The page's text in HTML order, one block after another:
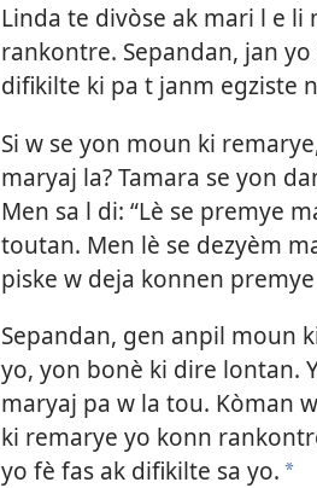
Linda te divòse ak mari l e
rankontre. Sepandan, jan
difikilte ki pa t janm egziste
Si w se yon moun ki
maryaj la? Tamara se yon
Men sa l di: “Lè se premye
toutan. Men lè se dezyèm
piske w deja konnen
Sepandan, gen anpil moun
yo, yon bonè ki dire lontan.
maryaj pa w la tou. Kòman
ki remarye yo konn
yo fè fas ak difikilte sa yo. *